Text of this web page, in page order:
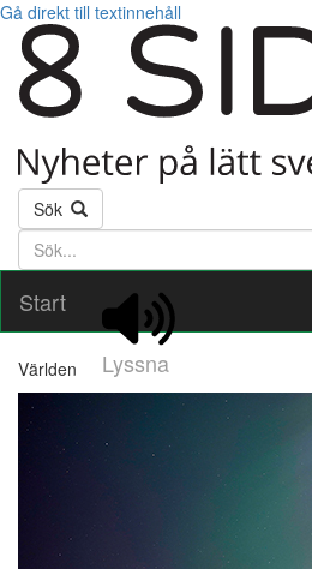
Gå direkt till textinnehåll
Sök
Söktext
Start
Lyssna
Världen